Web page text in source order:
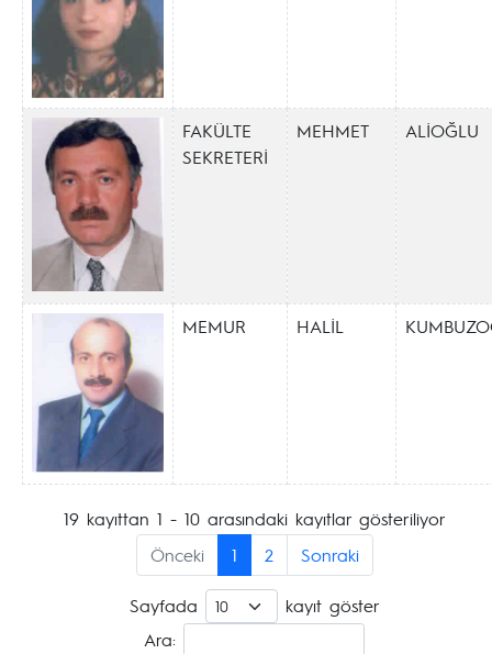
FAKÜLTE
SEKRETERİ
MEHMET ALİOĞLU
MEMUR HALİL
19 kayıttan 1 - 10 arasındaki kayıtlar gösteriliyor
Önceki
1 2 Sonraki
Sayfada
kayıt göster
Ara: